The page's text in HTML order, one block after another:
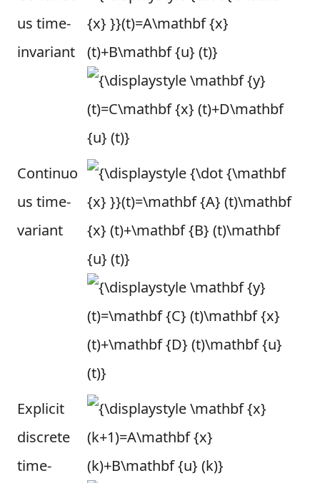
us time-
invariant
Continuo
us time-
variant
Explicit
discrete
time-